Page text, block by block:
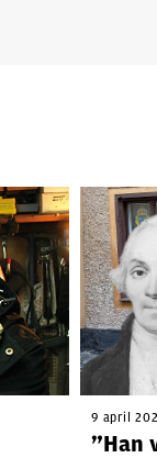
9 april
”Han